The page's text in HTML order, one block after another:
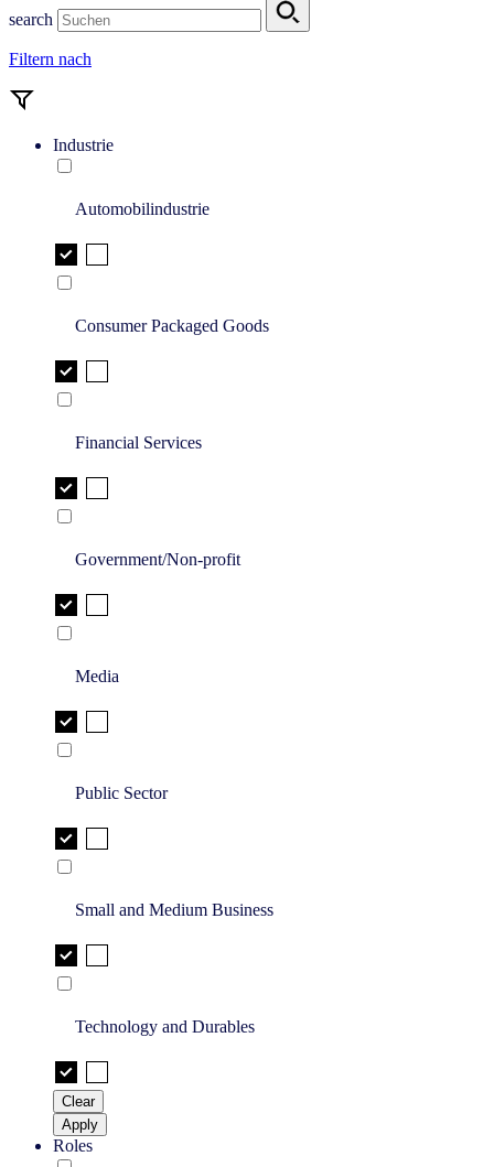
search
Filtern nach
Industrie
Automobilindustrie
Consumer Packaged Goods
Financial Services
Government/Non-profit
Media
Public Sector
Small and Medium Business
Technology and Durables
Clear
Apply
Roles